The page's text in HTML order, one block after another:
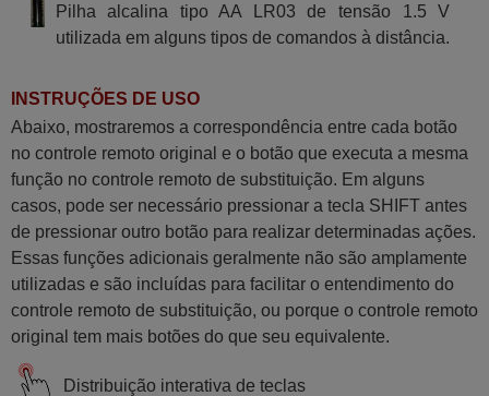
Pilha alcalina tipo AA LR03 de tensão 1.5 V
utilizada em alguns tipos de comandos à distância.
INSTRUÇÕES DE USO
Abaixo, mostraremos a correspondência entre cada botão
no controle remoto original e o botão que executa a mesma
função no controle remoto de substituição. Em alguns
casos, pode ser necessário pressionar a tecla SHIFT antes
de pressionar outro botão para realizar determinadas ações.
Essas funções adicionais geralmente não são amplamente
utilizadas e são incluídas para facilitar o entendimento do
controle remoto de substituição, ou porque o controle remoto
original tem mais botões do que seu equivalente.
Distribuição interativa de teclas